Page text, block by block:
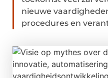
nieuwe
procedures en